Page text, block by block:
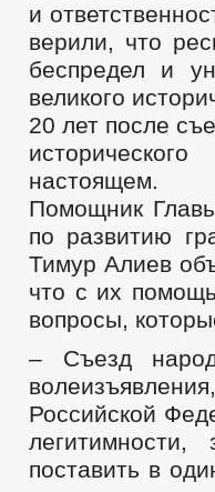
и
верили, что
беспредел и
великого
20 лет после
настоящем.
Помощник
по развитию
Тимур Алиев
что с их
вопросы,
– Съезд
Российской
поставить в